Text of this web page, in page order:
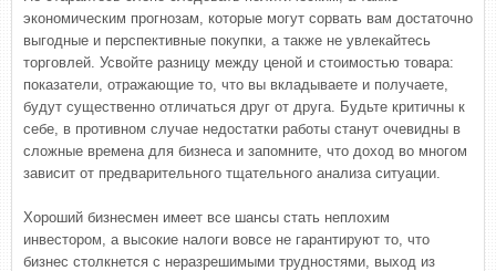
экономическим прогнозам, которые могут сорвать вам достаточно
выгодные и перспективные покупки, а также не увлекайтесь
торговлей. Усвойте разницу между ценой и стоимостью товара:
показатели, отражающие то, что вы вкладываете и получаете,
будут существенно отличаться друг от друга. Будьте критичны к
себе, в противном случае недостатки работы станут очевидны в
сложные времена для бизнеса и запомните, что доход во многом
зависит от предварительного тщательного анализа ситуации.
Хороший бизнесмен имеет все шансы стать неплохим
инвестором, а высокие налоги вовсе не гарантируют то, что
бизнес столкнется с неразрешимыми трудностями, выход из